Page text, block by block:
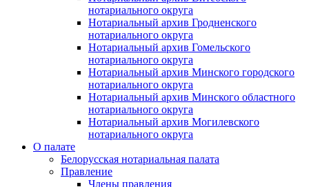
нотариального округа
Нотариальный архив Гродненского
нотариального округа
Нотариальный архив Гомельского
нотариального округа
Нотариальный архив Минского городского
нотариального округа
Нотариальный архив Минского областного
нотариального округа
Нотариальный архив Могилевского
нотариального округа
О палате
Белорусская нотариальная палата
Правление
Члены правления